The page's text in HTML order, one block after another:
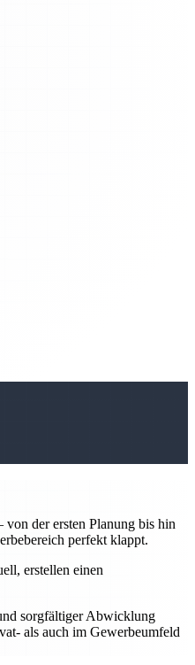
der ersten Planung bis hin
perfekt klappt.
erstellen einen
sorgfältiger Abwicklung
als auch im Gewerbeumfeld